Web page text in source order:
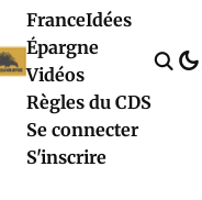
FranceIdées
Épargne
Vidéos
Règles du CDS
Se connecter
S'inscrire